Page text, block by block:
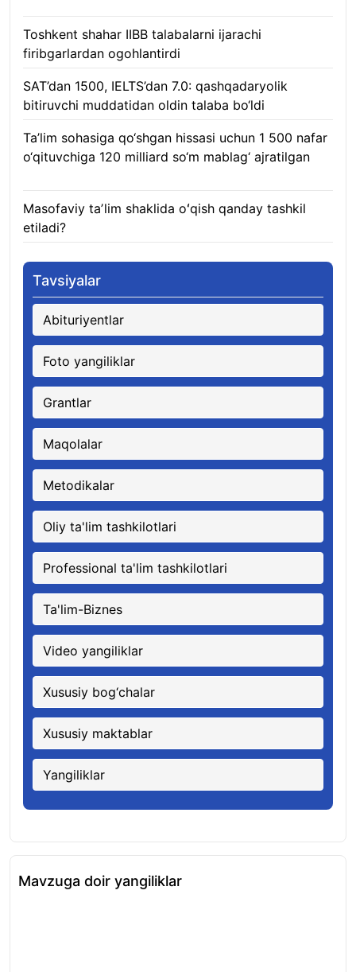
Toshkent shahar IIBB talabalarni ijarachi
firibgarlardan ogohlantirdi
SAT’dan 1500, IELTS’dan 7.0: qashqadaryolik
bitiruvchi muddatidan oldin talaba bo‘ldi
Ta’lim sohasiga qo‘shgan hissasi uchun 1 500 nafar
o‘qituvchiga 120 milliard so‘m mablag‘ ajratilgan
Masofaviy taʼlim shaklida oʻqish qanday tashkil
etiladi?
Tavsiyalar
Abituriyentlar
Foto yangiliklar
Grantlar
Maqolalar
Metodikalar
Oliy ta'lim tashkilotlari
Professional ta'lim tashkilotlari
Ta'lim-Biznes
Video yangiliklar
Xususiy bog‘chalar
Xususiy maktablar
Yangiliklar
Mavzuga doir yangiliklar